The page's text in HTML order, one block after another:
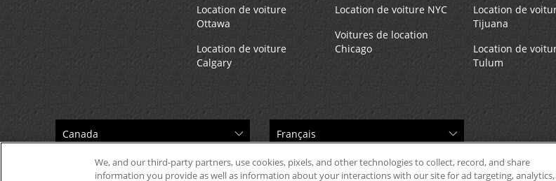
Location de voiture
Ottawa
Location de voiture
Calgary
Location de voiture NYC
Voitures de location
Chicago
Location de
Tijuana
Location de
Tulum
We, and our third-party partners, use cookies, pixels, and other technologies to collect, record, and share
information you provide as well as information about your interactions with our site for ad targeting, analytics,